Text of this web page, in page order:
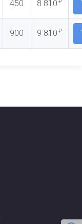
450 8 810
900 9 810 ₽